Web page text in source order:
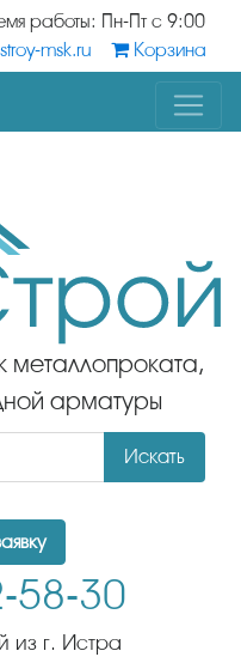
работы: Пн-Пт с 9:00
msk.ru Корзина
металлопроката,
арматуры
Искать
58-30
из г. Истра